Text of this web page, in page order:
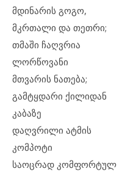
მდინარის გოგო,
მკრთალი და თეთრი;
თმაში ჩაღვრია
ლორწოვანი
მთვარის ნათება;
გამტყდარი ქილიდან
კაბაზე
დაღვრილი ატმის
კომპოტი
საოცრად კომფორტულ